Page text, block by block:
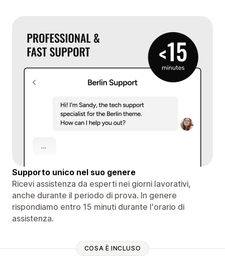
Supporto unico nel suo genere
Ricevi assistenza da esperti nei giorni lavorativi,
anche durante il periodo di prova. In genere
rispondiamo entro 15 minuti durante l'orario di
assistenza.
COSA È INCLUSO